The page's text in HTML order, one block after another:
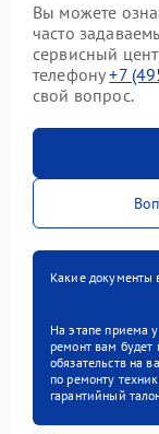
Вы можете
часто
сервисный
телефону+7
свой вопрос.
Какие документы
На этапе приема
ремонт вам будет
обязательств на
по ремонту
гарантийный